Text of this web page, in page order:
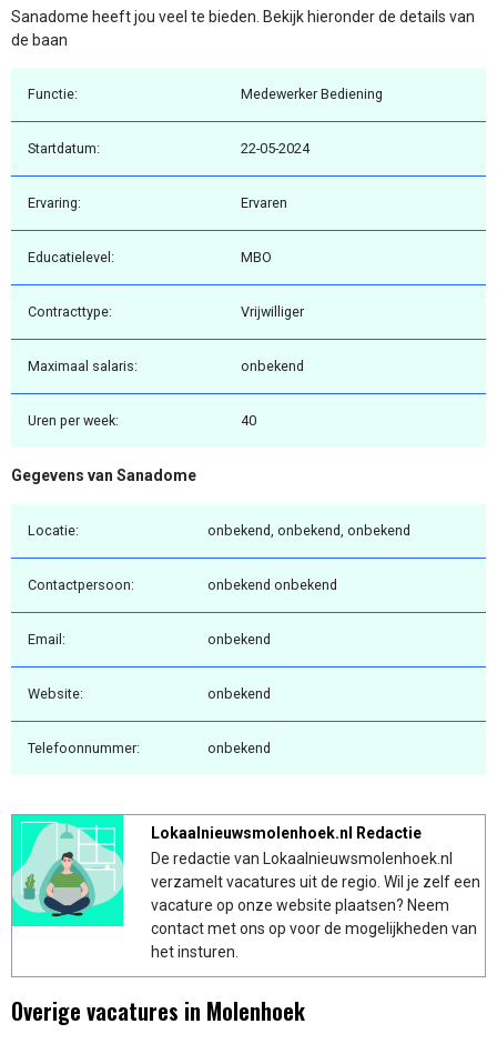
Sanadome heeft jou veel te bieden. Bekijk hieronder de details van
de baan
Functie: Medewerker Bediening
Startdatum: 22-05-2024
Ervaring: Ervaren
Educatielevel: MBO
Contracttype: Vrijwilliger
Maximaal salaris: onbekend
Uren per week: 40
Gegevens van Sanadome
Locatie: onbekend, onbekend, onbekend
Contactpersoon: onbekend onbekend
Email: onbekend
Website: onbekend
Telefoonnummer: onbekend
Lokaalnieuwsmolenhoek.nl Redactie
De redactie van Lokaalnieuwsmolenhoek.nl
verzamelt vacatures uit de regio. Wil je zelf een
vacature op onze website plaatsen? Neem
contact met ons op voor de mogelijkheden van
het insturen.
Overige vacatures in Molenhoek